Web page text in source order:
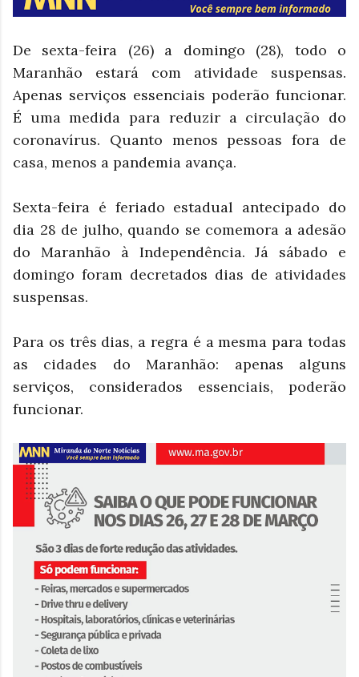
De sexta-feira (26) a domingo (28), todo o
Maranhão estará com atividade suspensas.
Apenas serviços essenciais poderão funcionar.
É uma medida para reduzir a circulação do
coronavírus. Quanto menos pessoas fora de
casa, menos a pandemia avança.
Sexta-feira é feriado estadual antecipado do
dia 28 de julho, quando se comemora a adesão
do Maranhão à Independência. Já sábado e
domingo foram decretados dias de atividades
suspensas.
Para os três dias, a regra é a mesma para todas
as cidades do Maranhão: apenas alguns
serviços, considerados essenciais, poderão
funcionar.